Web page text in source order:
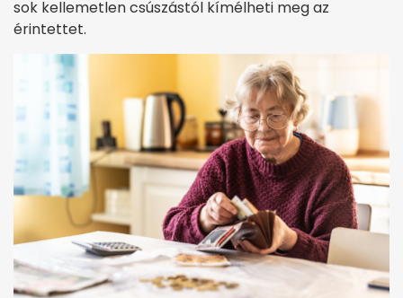
sok kellemetlen csúszástól kímélheti meg az
érintettet.